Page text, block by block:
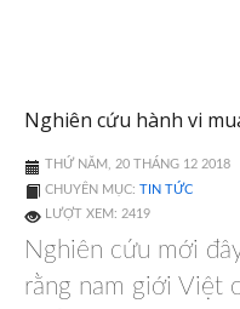
Nghiên cứu hành vi
THỨ NĂM, 20 THÁNG 12 2018
CHUYÊN MỤC: TIN TỨC
LƯỢT XEM: 2419
Nghiên cứu mới
rằng nam giới Việt